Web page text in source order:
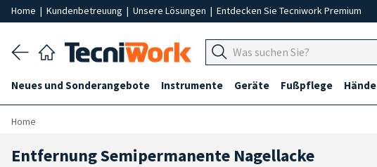
Home | Kundenbetreuung | Unsere Lösungen | Entdecken Sie Tecniwork Premium
Neues und Sonderangebote Instrumente Geräte Fußpflege Hände
Home
Entfernung Semipermanente Nagellacke